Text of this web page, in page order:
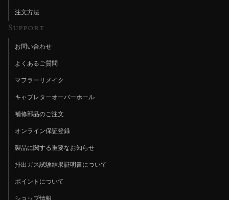
注文方法
Support
お問い合わせ
よくあるご質問
マフラーリメイク
キャブレターオーバーホール
補修部品のご注文
オンライン保証登録
製品に関する重要なお知らせ
排出ガス試験結果証明書について
ポイントについて